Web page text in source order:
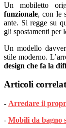
Un mobiletto
funzionale, con le
ante. Si regge su
gli spostamenti per
Un modello
stile moderno.
design che fa la
Articoli
- Arredare il
- Mobili da bagno